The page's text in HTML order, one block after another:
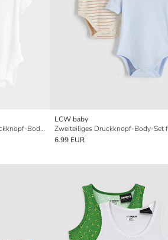
Bio-Stoff Baby Mädchen Druckknopf-Body 2er-Pack
LCW baby
6.99 EUR